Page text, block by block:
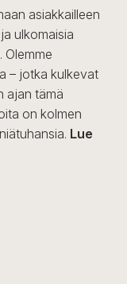
asiakkailleen
ulkomaisia
Olemme
– jotka kulkevat
ajan tämä
on kolmen
Lue